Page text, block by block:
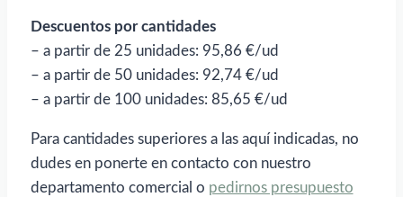
Descuentos por cantidades
– a partir de 25 unidades: 95,86 €/ud
– a partir de 50 unidades: 92,74 €/ud
– a partir de 100 unidades: 85,65 €/ud
Para cantidades superiores a las aquí indicadas, no
dudes en ponerte en contacto con nuestro
departamento comercial o pedirnos presupuesto